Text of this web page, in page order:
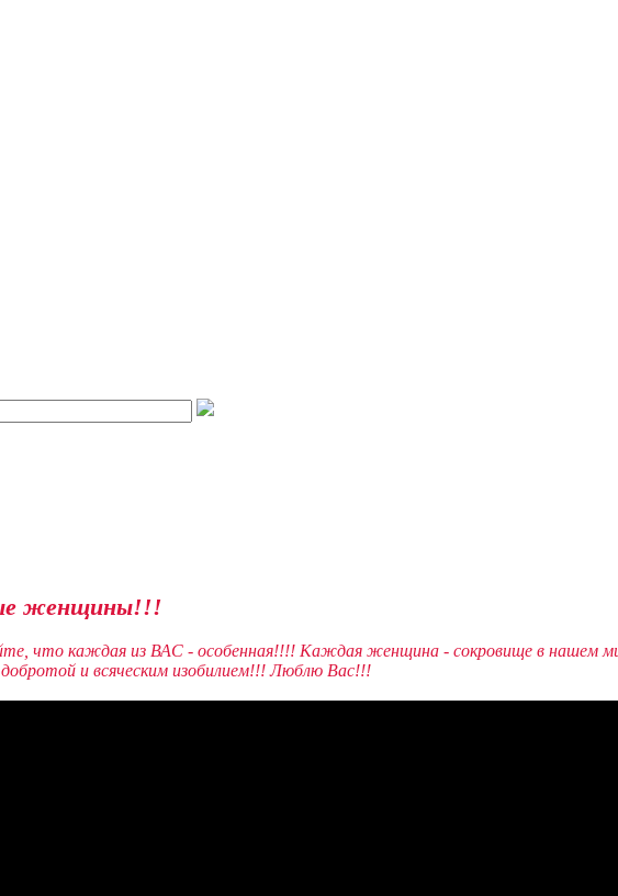
женщины!!!
что каждая из ВАС - особенная!!!! Каждая женщина - сокровище в нашем
и всяческим изобилием!!! Люблю Вас!!!